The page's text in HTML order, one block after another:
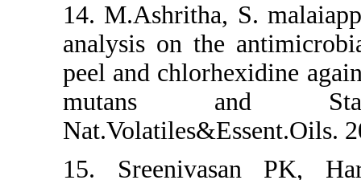
14.
analysis on
peel and
mutans
15.